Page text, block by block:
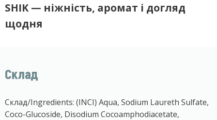
SHIK — ніжність, аромат і догляд
щодня
Склад
Склад/Ingredients: (INCI) Aqua, Sodium Laureth Sulfate,
Coco-Glucoside, Disodium Cocoamphodiacetate,